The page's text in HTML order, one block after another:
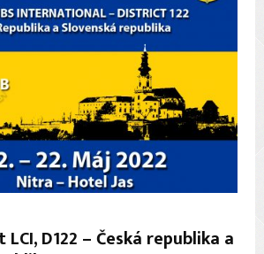
D122 – Česká republika a